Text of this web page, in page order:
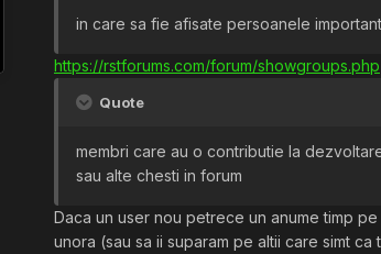
in care sa fie afisate persoanele
https://rstforums.com/forum/showgroups.php
Quote
membri care au o contributie la
sau alte chesti in forum
Daca un user nou petrece un anume timp
unora (sau sa ii suparam pe altii care simt